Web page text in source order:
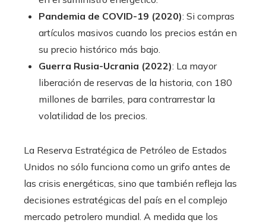
Pandemia de COVID-19 (2020): Si compras
artículos masivos cuando los precios están en
su precio histórico más bajo.
Guerra Rusia-Ucrania (2022): La mayor
liberación de reservas de la historia, con 180
millones de barriles, para contrarrestar la
volatilidad de los precios.
La Reserva Estratégica de Petróleo de Estados
Unidos no sólo funciona como un grifo antes de
las crisis energéticas, sino que también refleja las
decisiones estratégicas del país en el complejo
mercado petrolero mundial. A medida que los